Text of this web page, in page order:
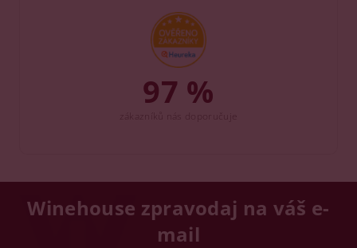
97 %
Winehouse zpravodaj na váš e-
mail